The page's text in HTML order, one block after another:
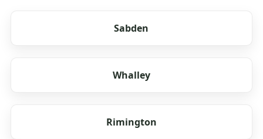
Sabden
Whalley
Rimington